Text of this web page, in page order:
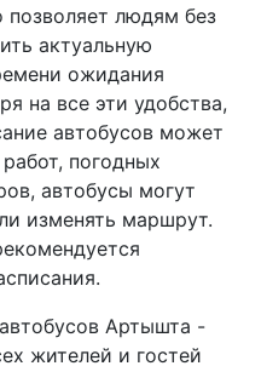
позволяет людям без
актуальную
ожидания
на все эти удобства,
автобусов может
погодных
автобусы могут
изменять маршрут.
Артышта -
жителей и гостей